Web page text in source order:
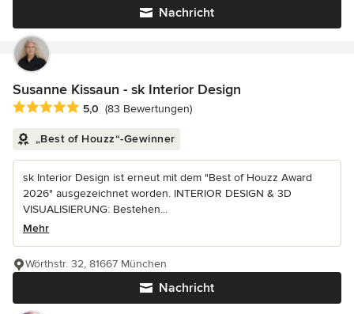
Nachricht
Susanne Kissaun - sk Interior Design
Durchschnittliche Bewertung: 5 von 5 Sternen
5,0 (83 Bewertungen)
„Best of Houzz“-Gewinner
sk Interior Design ist erneut mit dem "Best of Houzz Award
2026" ausgezeichnet worden. INTERIOR DESIGN & 3D
VISUALISIERUNG: Bestehen...
Mehr
Nachricht
Wörthstr. 32, 81667 München